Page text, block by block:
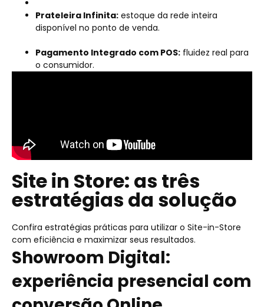
Prateleira Infinita: estoque da rede inteira
disponível no ponto de venda.
Pagamento Integrado com POS: fluidez real para
o consumidor.
Site in Store: as três
estratégias da solução
Confira estratégias práticas para utilizar o Site-in-Store
com eficiência e maximizar seus resultados.
Showroom Digital:
experiência presencial com